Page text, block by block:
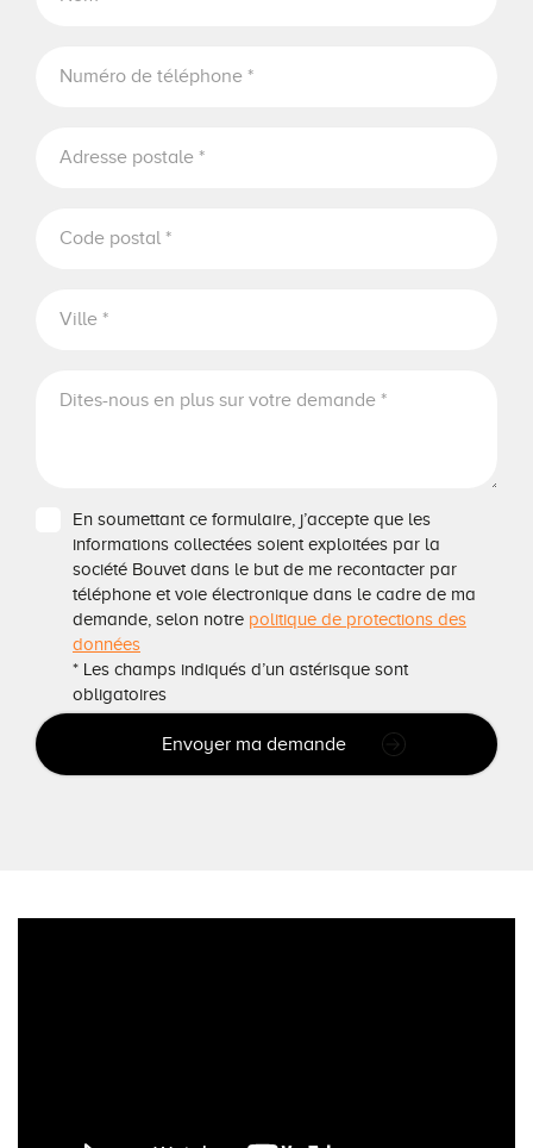
En soumettant ce formulaire, j’accepte que les
informations collectées soient exploitées par la
société Bouvet dans le but de me recontacter par
téléphone et voie électronique dans le cadre de ma
demande, selon notre politique de protections des
données
* Les champs indiqués d’un astérisque sont
obligatoires
Envoyer ma demande